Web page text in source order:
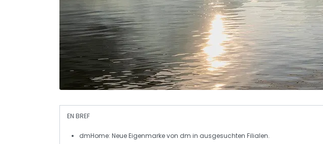
EN BREF
dmHome: Neue Eigenmarke von dm in ausgesuchten Filialen.